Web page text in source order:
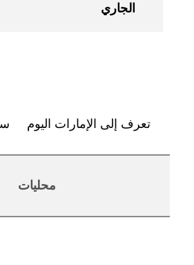
الجاري
تعرف إلى الإمارات اليوم
محليات